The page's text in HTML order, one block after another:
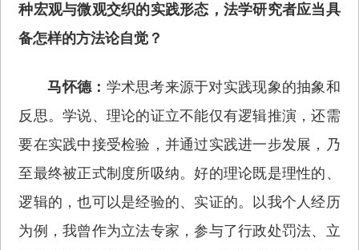
种宏观与微观交织的实践形态，法学研究者应当具
备怎样的方法论自觉？
马怀德： 学术思考来源于对实践现象的抽象和
反思。学说、理论的证立不能仅有逻辑推演，还需
要在实践中接受检验，并通过实践进一步发展，乃
至最终被正式制度所吸纳。好的理论既是理性的、
逻辑的，也可以是经验的、实证的。以我个人经历
为例，我曾作为立法专家，参与了行政处罚法、立